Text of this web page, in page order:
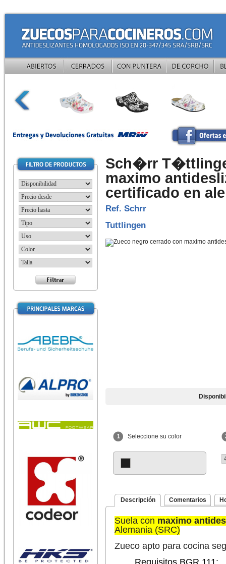
Sch�rr
maximo
certificado en
Ref. Schrr
Tuttlingen
Seleccione su color
Descripción Comentarios
Suela con maximo
Alemania (SRC)
Zueco apto para cocina
Requisitos BGR 111: